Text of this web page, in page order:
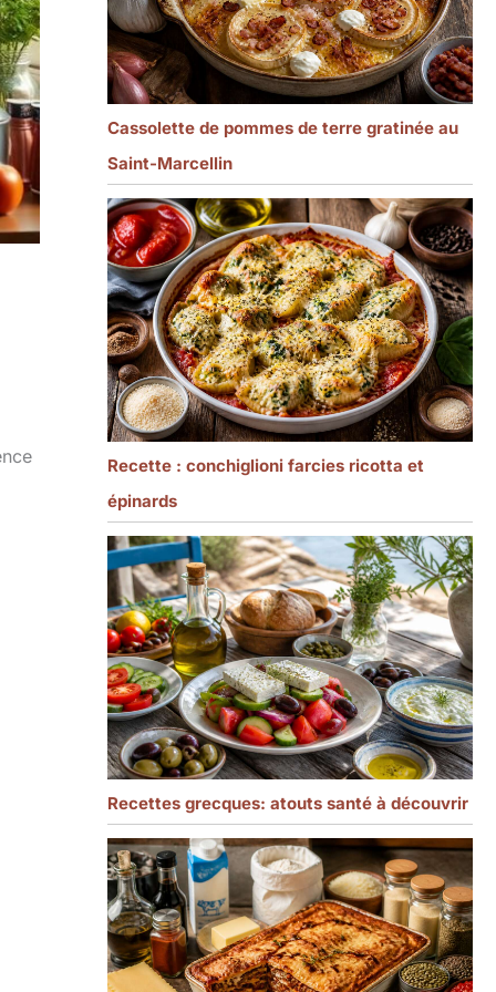
Cassolette de pommes de terre gratinée au
Saint-Marcellin
Recette : conchiglioni farcies ricotta et
épinards
Recettes grecques: atouts santé à découvrir